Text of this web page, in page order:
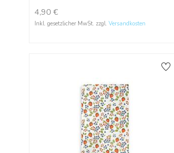
4,90 €
Inkl. gesetzlicher MwSt. zzgl. Versandkosten